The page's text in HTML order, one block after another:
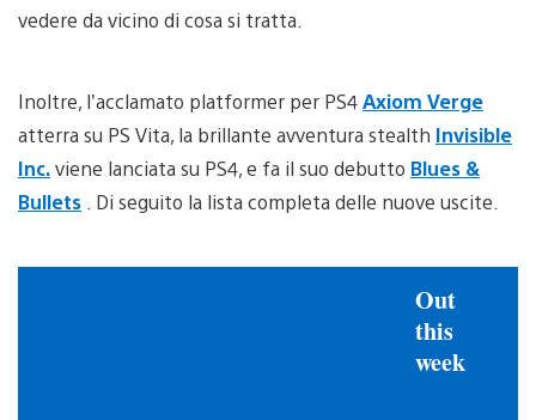
vedere da vicino di cosa si tratta.
Inoltre, l’acclamato platformer per PS4Axiom Verge
atterra su PS Vita, la brillante avventura stealth Invisible
Inc.viene lanciata su PS4, e fa il suo debutto Blues &
Bullets
. Di seguito la lista completa delle nuove uscite.
Out
this
week